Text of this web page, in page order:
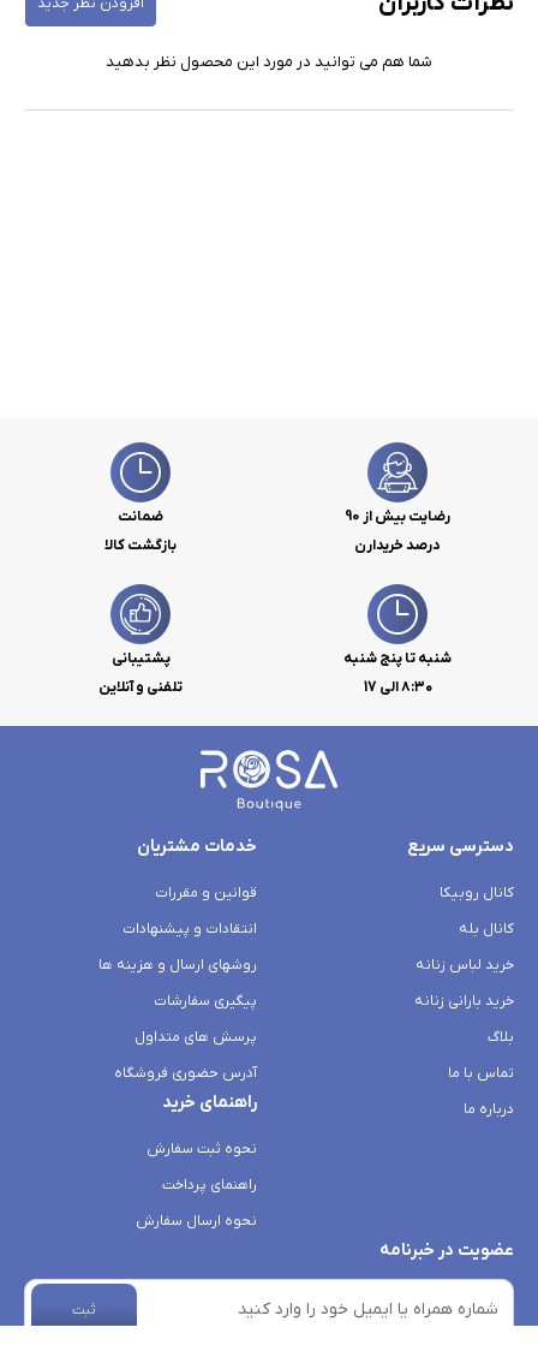
افزودن نظر جدید
شما هم می توانید در مورد این محصول نظر بدهید
رضایت بیش از 90
درصد خریدارن
ضمانت
بازگشت کالا
شنبه تا پنج شنبه
۸:۳۰ الی 17
پشتیبانی
تلفنی و آنلاین
دسترسی سریع
کانال روبیکا
کانال بله
خرید لباس زنانه
خرید بارانی زنانه
بلاگ
تماس با ما
درباره ما
خدمات مشتریان
قوانین و مقررات
انتقادات و پیشنهادات
روشهای ارسال و هزینه ها
پیگیری سفارشات
پرسش های متداول
آدرس حضوری فروشگاه
راهنمای خرید
نحوه ثبت سفارش
راهنمای پرداخت
نحوه ارسال سفارش
عضویت در خبرنامه
ثبت